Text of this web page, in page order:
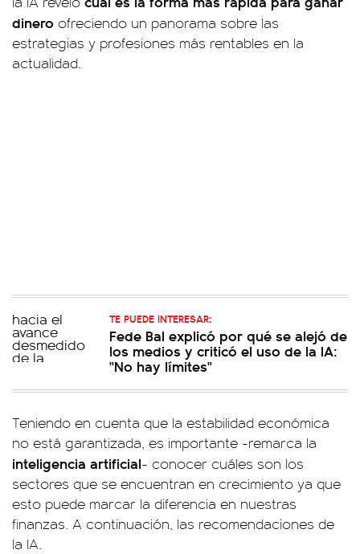
dinero ofreciendo un panorama sobre las
estrategias y profesiones más rentables en la
actualidad.
TE PUEDE INTERESAR:
Fede Bal explicó por qué se alejó de
los medios y criticó el uso de la IA:
"No hay límites"
Teniendo en cuenta que la estabilidad económica
no está garantizada, es importante -remarca la
inteligencia artificial- conocer cuáles son los
sectores que se encuentran en crecimiento ya que
esto puede marcar la diferencia en nuestras
finanzas. A continuación, las recomendaciones de
la IA.